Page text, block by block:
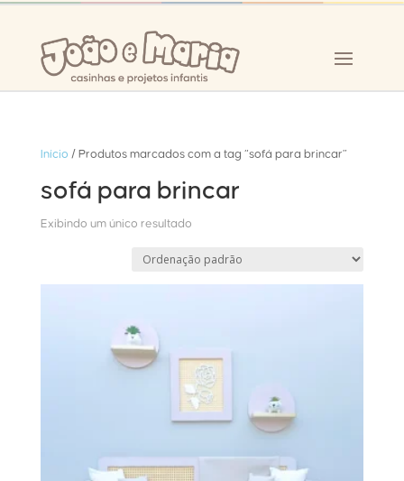
Início / Produtos marcados com a tag “sofá para brincar”
sofá para brincar
Exibindo um único resultado